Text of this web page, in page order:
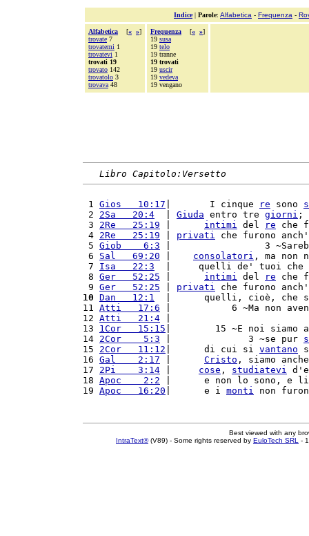
Indice| Parole: Alfabetica - Frequenza -
Alfabetica [« »]
trovate 7
trovatemi 1
trovatevi 1
trovati 19
trovato 142
trovatolo 3
trovava 48
Frequenza [« »]
19 susa
19 telo
19 tranne
19 trovati
19 uscir
19 vedeva
19 vengano
Libro Capitolo:Versetto
1 Gios   10:17 |       I cinque re sono
2 2Sa   20:4 Giuda entro tre giorni ;
3 2Re   25:19 intimi del re che
4 2Re   25:19 privati che furono
5 Giob    6:3 |                 3
6 Sal   69:20 consolatori , ma non
7 Isa   22:3
|     quelli de' tuoi
8 Ger   52:25 intimi del re che
9 Ger   52:25 privati che furono
10 Dan   12:1
|      quelli, cioè, che
11 Atti   17:6 |           6 ~Ma non
12 Atti   21:4
13 1Cor   15:15 |        15 ~E noi siamo
14 2Cor    5:3 |              3 ~se pur
15 2Cor   11:12 |      di cui si vantano
16 Gal    2:17 Cristo , siamo
17 2Pi    3:14 cose , studiatevi
18 Apoc    2:2 |      e non lo sono, e
19 Apoc   16:20 |      e i monti non
Best viewed with any
IntraText®(V89) - Some rights reserved by EuloTech SRL -